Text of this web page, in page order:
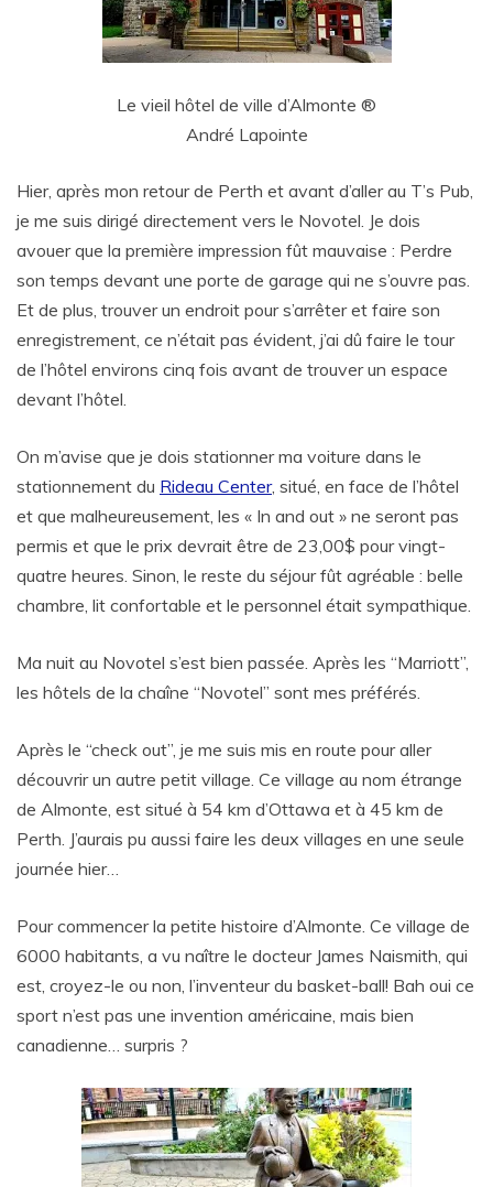
Le vieil hôtel de ville d’Almonte ®
André Lapointe
Hier, après mon retour de Perth et avant d’aller au T’s Pub,
je me suis dirigé directement vers le Novotel. Je dois
avouer que la première impression fût mauvaise : Perdre
son temps devant une porte de garage qui ne s’ouvre pas.
Et de plus, trouver un endroit pour s’arrêter et faire son
enregistrement, ce n’était pas évident, j’ai dû faire le tour
de l’hôtel environs cinq fois avant de trouver un espace
devant l’hôtel.
On m’avise que je dois stationner ma voiture dans le
stationnement du Rideau Center, situé, en face de l’hôtel
et que malheureusement, les « In and out » ne seront pas
permis et que le prix devrait être de 23,00$ pour vingt-
quatre heures. Sinon, le reste du séjour fût agréable : belle
chambre, lit confortable et le personnel était sympathique.
Ma nuit au Novotel s’est bien passée. Après les “Marriott”,
les hôtels de la chaîne “Novotel” sont mes préférés.
Après le “check out”, je me suis mis en route pour aller
découvrir un autre petit village. Ce village au nom étrange
de Almonte, est situé à 54 km d’Ottawa et à 45 km de
Perth. J’aurais pu aussi faire les deux villages en une seule
journée hier…
Pour commencer la petite histoire d’Almonte. Ce village de
6000 habitants, a vu naître le docteur James Naismith, qui
est, croyez-le ou non, l’inventeur du basket-ball! Bah oui ce
sport n’est pas une invention américaine, mais bien
canadienne… surpris ?